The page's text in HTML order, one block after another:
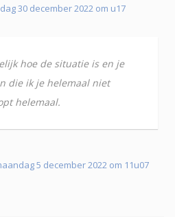
30 december 2022 om u17
hoe de situatie is en je
die ik je helemaal niet
helemaal.
5 december 2022 om 11u07